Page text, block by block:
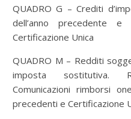
QUADRO G – Crediti
dell’anno precedente
Certificazione Unica
QUADRO M – Redditi
imposta sostitutiva.
Comunicazioni rimborsi
precedenti e Certificazione